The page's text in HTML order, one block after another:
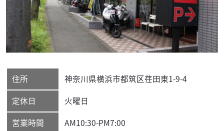
住所 神奈川県横浜市都筑区荏田東1-9-4
定休日
火曜日
営業時間
AM10:30-PM7:00